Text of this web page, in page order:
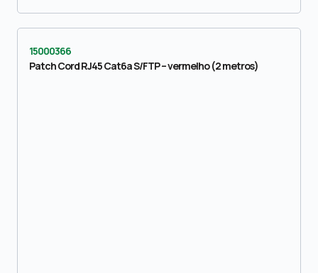
15000366
Patch Cord RJ45 Cat6a S/FTP – vermelho (2 metros)